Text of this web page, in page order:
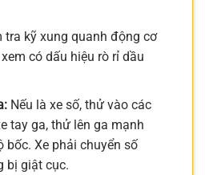
tra kỹ xung quanh động cơ
có dấu hiệu rò rỉ dầu
Nếu là xe số, thử vào các
tay ga, thử lên ga mạnh
bốc. Xe phải chuyển số
bị giật cục.